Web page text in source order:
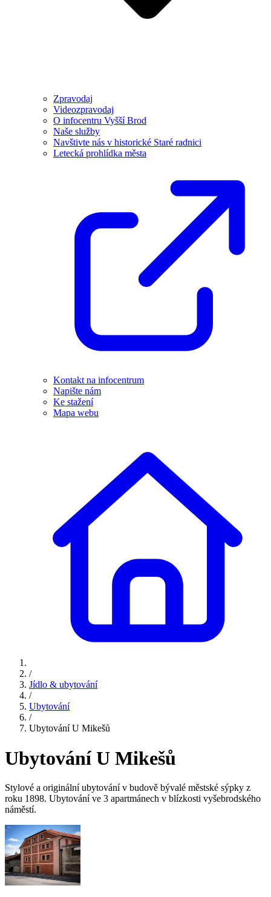
Zpravodaj
Videozpravodaj
O infocentru Vyšší Brod
Naše služby
Navštivte nás v historické Staré radnici
Letecká prohlídka města
Kontakt na infocentrum
Napište nám
Ke stažení
Mapa webu
/
Jídlo & ubytování
/
Ubytování
/
Ubytování U Mikešů
Ubytování U Mikešů
Stylové a originální ubytování v budově bývalé městské sýpky z
roku 1898. Ubytování ve 3 apartmánech v blízkosti vyšebrodského
náměstí.